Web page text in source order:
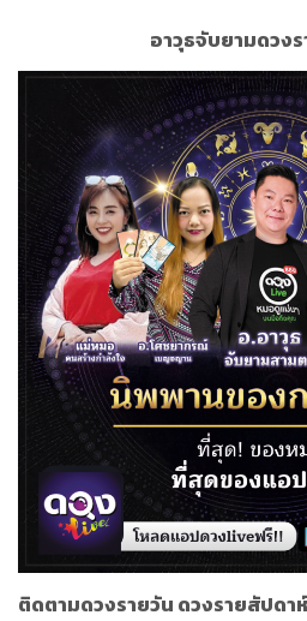
อาวุธจับยามดวง
ติดตามดวงรายวัน ดวงรายสัปดา